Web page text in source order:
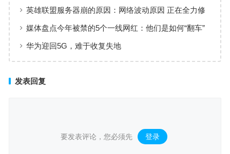
领域大模型
英雄联盟服务器崩的原因：网络波动原因 正在全力修
复
媒体盘点今年被禁的5个一线网红：他们是如何“翻车”
的？
华为迎回5G，难于收复失地
发表回复
要发表评论，您必须先 登录 。